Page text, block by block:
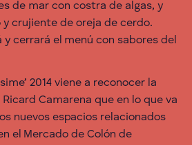
de mar con costra de algas, y
crujiente de oreja de cerdo.
cerrará el menú con sabores del
2014 viene a reconocer la
Camarena que en lo que va
nuevos espacios relacionados
el Mercado de Colón de